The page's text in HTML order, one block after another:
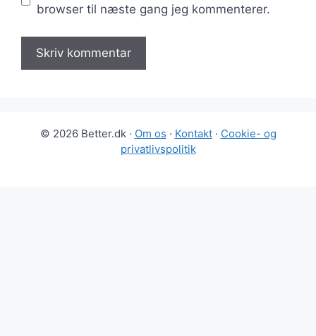
browser til næste gang jeg kommenterer.
© 2026 Better.dk · Om os · Kontakt· Cookie- og
privatlivspolitik